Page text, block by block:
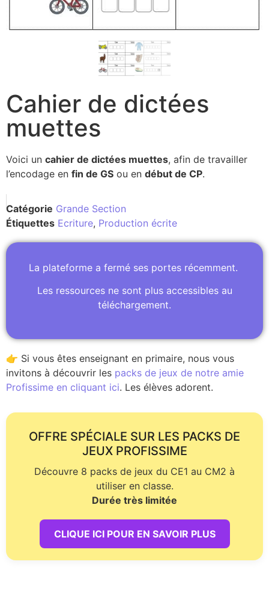
Cahier de dictées
muettes
Voici un cahier de dictées muettes, afin de travailler
l’encodage en fin de GS ou en début de CP.
Catégorie Grande Section
Étiquettes Ecriture, Production écrite
La plateforme a fermé ses portes récemment.
Les ressources ne sont plus accessibles au
téléchargement.
👉 Si vous êtes enseignant en primaire, nous vous
invitons à découvrir les packs de jeux de notre amie
Profissime en cliquant ici. Les élèves adorent.
OFFRE SPÉCIALE SUR LES PACKS DE
JEUX PROFISSIME
Découvre 8 packs de jeux du CE1 au CM2 à
utiliser en classe.
Durée très limitée
CLIQUE ICI POUR EN SAVOIR PLUS